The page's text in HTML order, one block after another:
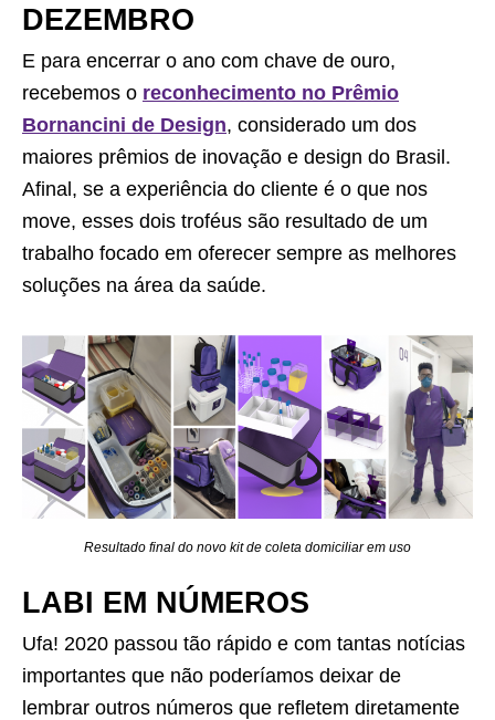
DEZEMBRO
E para encerrar o ano com chave de ouro,
recebemos o reconhecimento no Prêmio
Bornancini de Design, considerado um dos
maiores prêmios de inovação e design do Brasil.
Afinal, se a experiência do cliente é o que nos
move, esses dois troféus são resultado de um
trabalho focado em oferecer sempre as melhores
soluções na área da saúde.
Resultado final do novo kit de coleta domiciliar em uso
LABI EM NÚMEROS
Ufa! 2020 passou tão rápido e com tantas notícias
importantes que não poderíamos deixar de
lembrar outros números que refletem diretamente